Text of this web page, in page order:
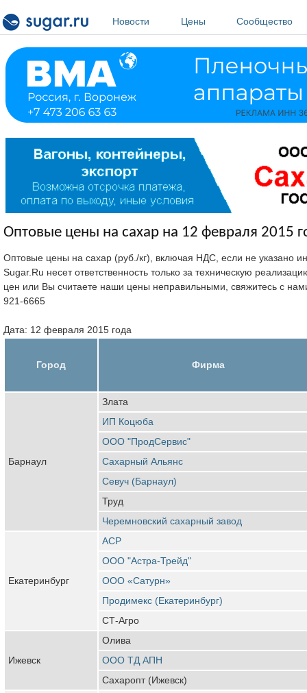
Новости
Цены Сообщество
Оптовые цены на сахар на 12 февраля 2015
Оптовые цены на сахар (руб./кг), включая НДС, если не указано
Sugar.Ru несет ответственность только за техническую
цен или Вы считаете наши цены неправильными, свяжитесь с
921-6665
Дата: 12 февраля 2015 года
Город Фирма
Барнаул
Злата
ИП Коцюба
ООО "ПродСервис"
Сахарный Альянс
Севуч (Барнаул)
Труд
Черемновский сахарный завод
Екатеринбург
АСР
ООО "Астра-Трейд"
ООО «Сатурн»
Продимекс (Екатеринбург)
СТ-Агро
Ижевск
Олива
ООО ТД АПН
Сахаропт (Ижевск)